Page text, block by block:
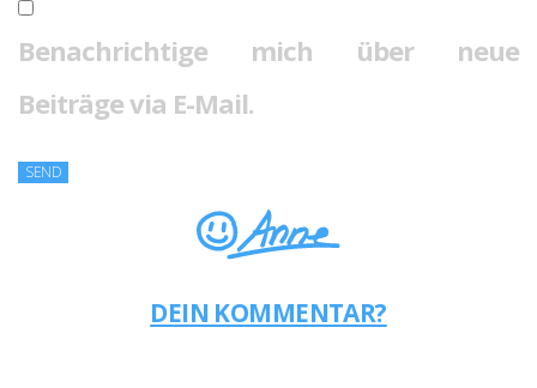
Benachrichtige mich über neue
Beiträge via E-Mail.
DEIN KOMMENTAR?